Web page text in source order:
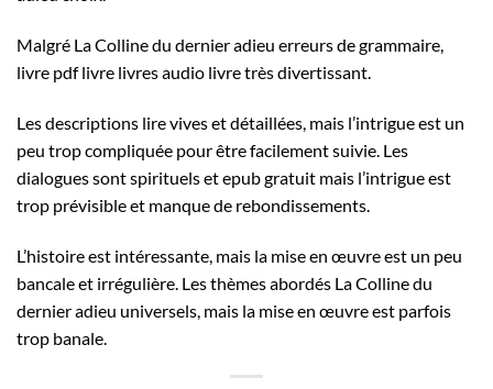
Malgré La Colline du dernier adieu erreurs de grammaire,
livre pdf livre livres audio livre très divertissant.
Les descriptions lire vives et détaillées, mais l’intrigue est un
peu trop compliquée pour être facilement suivie. Les
dialogues sont spirituels et epub gratuit mais l’intrigue est
trop prévisible et manque de rebondissements.
L’histoire est intéressante, mais la mise en œuvre est un peu
bancale et irrégulière. Les thèmes abordés La Colline du
dernier adieu universels, mais la mise en œuvre est parfois
trop banale.